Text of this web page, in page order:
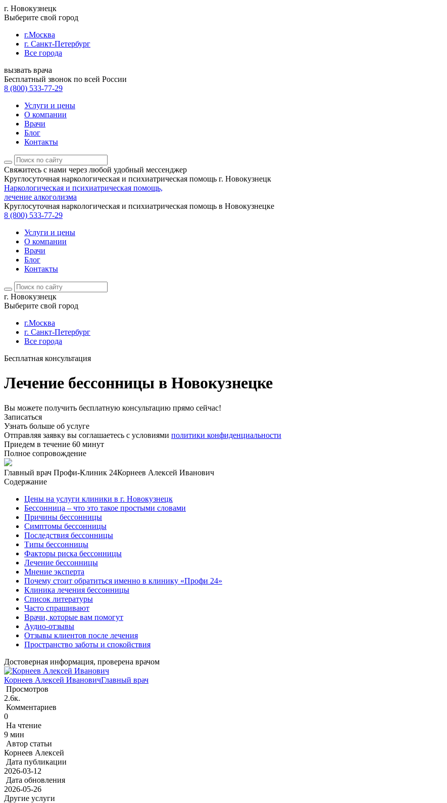
г. Новокузнецк
Выберите свой город
г.Москва
г. Санкт-Петербург
Все города
вызвать врача
Бесплатный звонок по всей России
8 (800) 533-77-29
Услуги и цены
О компании
Врачи
Блог
Контакты
Свяжитесь с нами через любой удобный мессенджер
Круглосуточная наркологическая и психиатрическая помощь г. Новокузнецк
Наркологическая и психиатрическая помощь,
лечение алкоголизма
Круглосуточная наркологическая и психиатрическая помощь в Новокузнецке
8 (800) 533-77-29
Услуги и цены
О компании
Врачи
Блог
Контакты
г. Новокузнецк
Выберите свой город
г.Москва
г. Санкт-Петербург
Все города
Бесплатная консультация
Лечение бессонницы в Новокузнецке
Вы можете получить бесплатную консультацию прямо сейчас!
Записаться
Узнать больше об услуге
Отправляя заявку вы соглашаетесь с условиями политики конфиденциальности
Приедем в течение 60 минут
Полное сопровождение
Главный врач Профи-Клиник 24Корнеев Алексей Иванович
Содержание
Цены на услуги клиники в г. Новокузнецк
Бессонница – что это такое простыми словами
Причины бессонницы
Симптомы бессонницы
Последствия бессонницы
Типы бессонницы
Факторы риска бессонницы
Лечение бессонницы
Мнение эксперта
Почему стоит обратиться именно в клинику «Профи 24»
Клиника лечения бессонницы
Список литературы
Часто спрашивают
Врачи, которые вам помогут
Аудио-отзывы
Отзывы клиентов после лечения
Пространство заботы и спокойствия
Достоверная информация, проверена врачом
Корнеев Алексей ИвановичГлавный врач
Просмотров
2.6к.
Комментариев
0
На чтение
9 мин
Автор статьи
Корнеев Алексей
Дата публикации
2026-03-12
Дата обновления
2026-05-26
Другие услуги